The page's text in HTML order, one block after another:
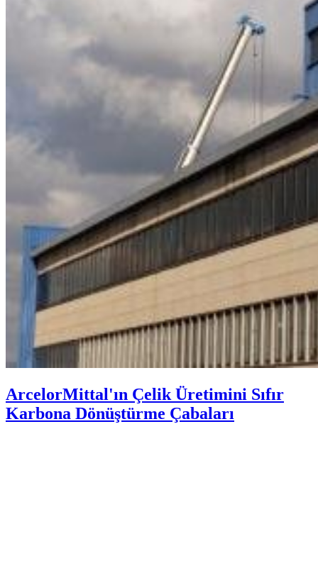
ArcelorMittal'ın Çelik Üretimini Sıfır
Karbona Dönüştürme Çabaları